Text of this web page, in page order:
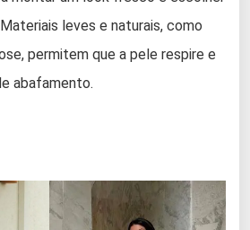
leves e naturais, como
permitem que a pele respire e
abafamento.